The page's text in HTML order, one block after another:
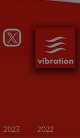
2023 2022